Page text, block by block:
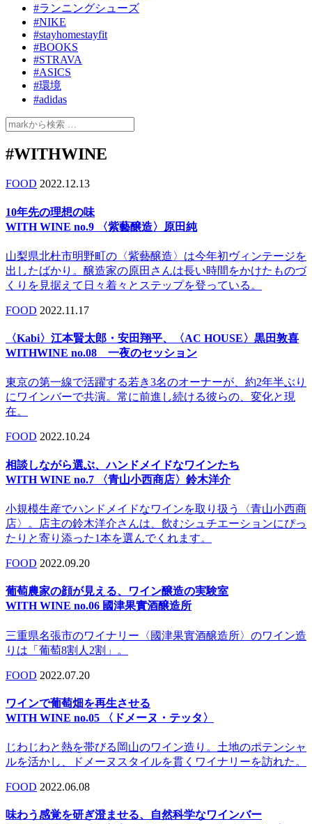
#ランニングシューズ
#NIKE
#stayhomestayfit
#BOOKS
#STRAVA
#ASICS
#環境
#adidas
#WITHWINE
FOOD 2022.12.13
10年先の理想の味
WITH WINE no.9 〈紫藝醸造〉原田純
山梨県北杜市明野町の〈紫藝醸造〉は今年初ヴィンテージを
出したばかり。醸造家の原田さんは長い時間をかけたものづ
くりを見据えて日々着々とステップを登っている。
FOOD 2022.11.17
〈Kabi〉江本賢太郎・安田翔平、〈AC HOUSE〉黒田敦喜
WITHWINE no.08 一夜のセッション
東京の第一線で活躍する若き3名のオーナーが、約2年半ぶり
にワインバーで共演。常に前進し続ける彼らの、変化と現
在。
FOOD 2022.10.24
相談しながら選ぶ、ハンドメイドなワインたち
WITH WINE no.7 〈青山小西商店〉鈴木洋介
小規模生産でハンドメイドなワインを取り扱う〈青山小西商
店〉。店主の鈴木洋介さんは、飲むシュチエーションにぴっ
たりと寄り添った1本を選んでくれます。
FOOD 2022.09.20
葡萄農家の顔が見える、ワイン醸造の実験室
WITH WINE no.06 國津果實酒醸造所
三重県名張市のワイナリー〈國津果實酒醸造所〉のワイン造
りは「葡萄8割人2割」。
FOOD 2022.07.20
ワインで葡萄畑を再生させる
WITH WINE no.05 〈ドメーヌ・テッタ〉
じわじわと熱を帯びる岡山のワイン造り。土地のポテンシャ
ルを活かし、ドメーヌスタイルを貫くワイナリーを訪れた。
FOOD 2022.06.08
味わう感覚を研ぎ澄ませる、自然科学なワインバー